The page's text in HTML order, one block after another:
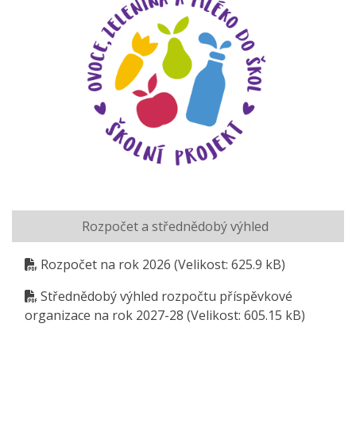
Rozpočet a střednědobý výhled
Rozpočet na rok 2026 (Velikost: 625.9 kB)
Střednědobý výhled rozpočtu příspěvkové
organizace na rok 2027-28 (Velikost: 605.15 kB)